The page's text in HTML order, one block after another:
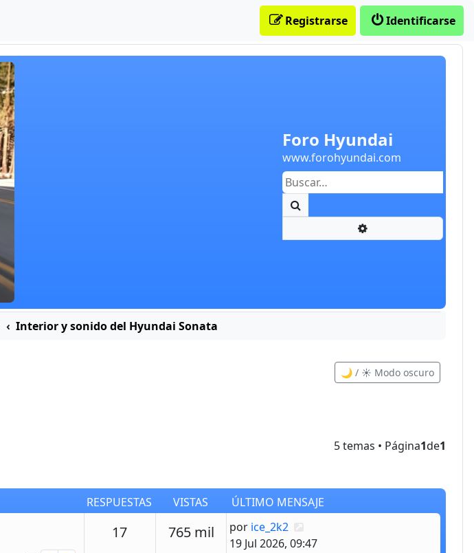
Foro Hyundai
www.forohyundai.com
Identificarse
Registrarse
Interior y sonido del Hyundai Sonata
🌙 / ☀️ Modo oscuro
5 temas • Página1de1
RESPUESTAS VISTAS
ÚLTIMO MENSAJE
17Respuestas
765 milVistasÚltimo mensaje
por ice_2k2
19 Jul 2026, 09:47